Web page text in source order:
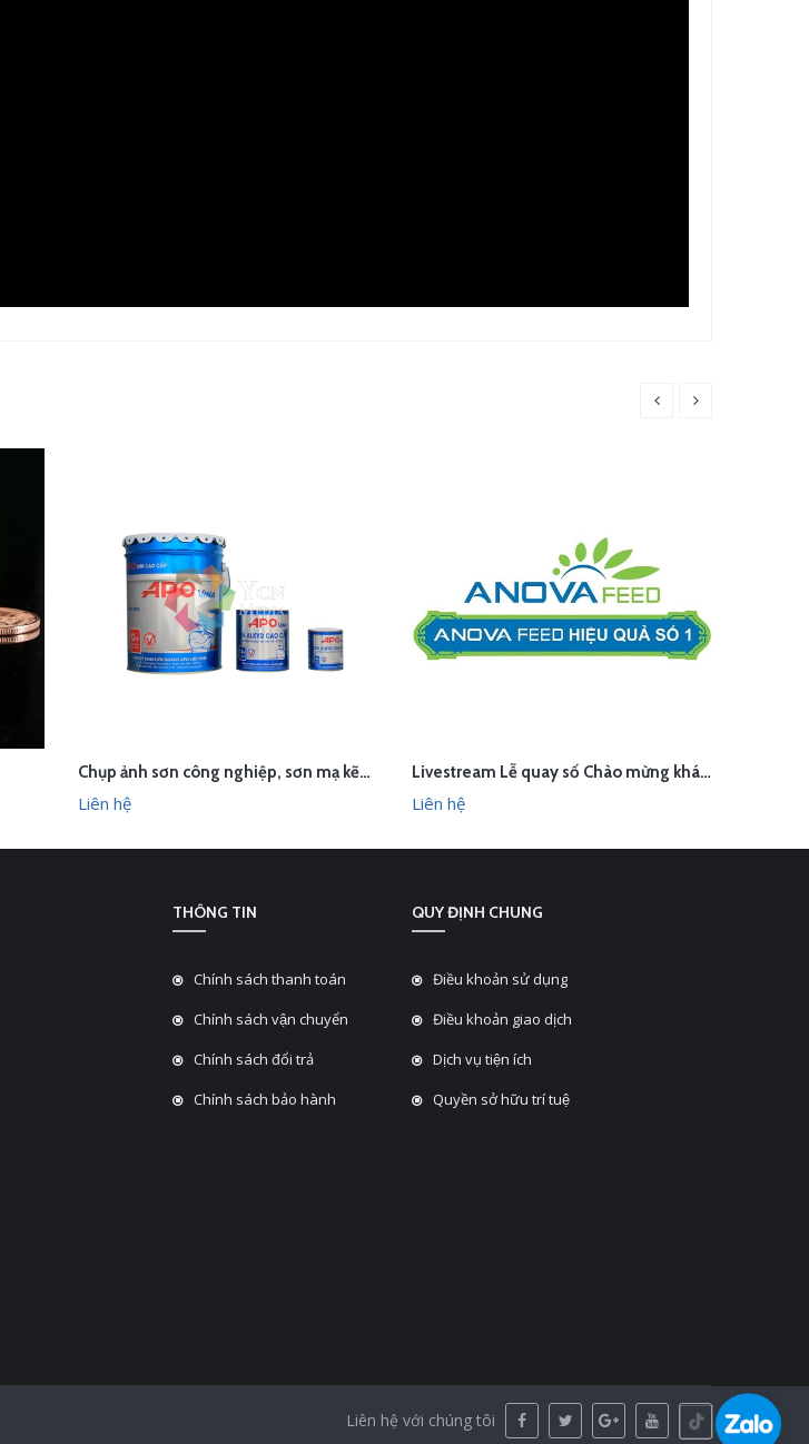
LIÊN HỆ XEM NHANH
Chụp ảnh sơn công nghiệp, sơn mạ kẽm Apo, HP Paint
Liên hệ
LIÊN HỆ XEM NHANH
Livestream Lễ quay số Chào mừng khánh thành nhà máy Anova Feed - Hưng Yên
Liên hệ
THÔNG TIN
Chính sách thanh toán
Chính sách vận chuyển
Chính sách đổi trả
Chính sách bảo hành
QUY ĐỊNH CHUNG
Điều khoản sử dụng
Điều khoản giao dịch
Dịch vụ tiện ích
Quyền sở hữu trí tuệ
Liên hệ với chúng tôi